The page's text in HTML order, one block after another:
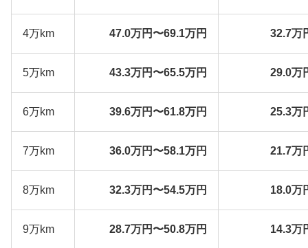
4万km 47.0万円〜69.1万円 32.7万
5万km 43.3万円〜65.5万円 29.0万
6万km 39.6万円〜61.8万円 25.3万
7万km 36.0万円〜58.1万円 21.7万
8万km 32.3万円〜54.5万円 18.0万
9万km 28.7万円〜50.8万円 14.3万